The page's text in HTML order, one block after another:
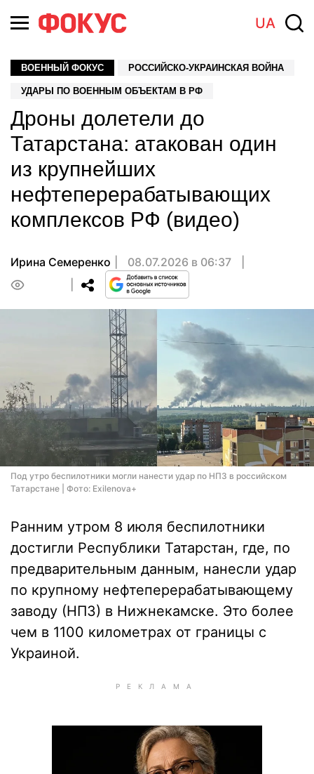
UA
ВОЕННЫЙ ФОКУС РОССИЙСКО-УКРАИНСКАЯ ВОЙНА
УДАРЫ ПО ВОЕННЫМ ОБЪЕКТАМ В РФ
Дроны долетели до
Татарстана: атакован один
из крупнейших
нефтеперерабатывающих
комплексов РФ (видео)
Ирина Семеренко
08.07.2026 в 06:37
Под утро беспилотники могли нанести удар по НПЗ в российском
Татарстане | Фото: Exilenova+
Ранним утром 8 июля беспилотники
достигли Республики Татарстан, где, по
предварительным данным, нанесли удар
по крупному нефтеперерабатывающему
заводу (НПЗ) в Нижнекамске. Это более
чем в 1100 километрах от границы с
Украиной.